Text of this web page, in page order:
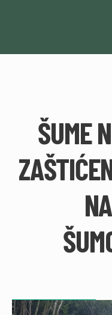
ŠUME